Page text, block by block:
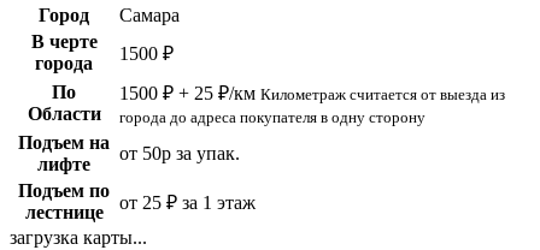
Город
Самара
В черте
города
1500 ₽
По
Области
1500 ₽ + 25 ₽/км Километраж считается от выезда из
города до адреса покупателя в одну сторону
Подъем на
лифте
от 50р за упак.
Подъем по
лестнице
от 25 ₽ за 1 этаж
загрузка карты...